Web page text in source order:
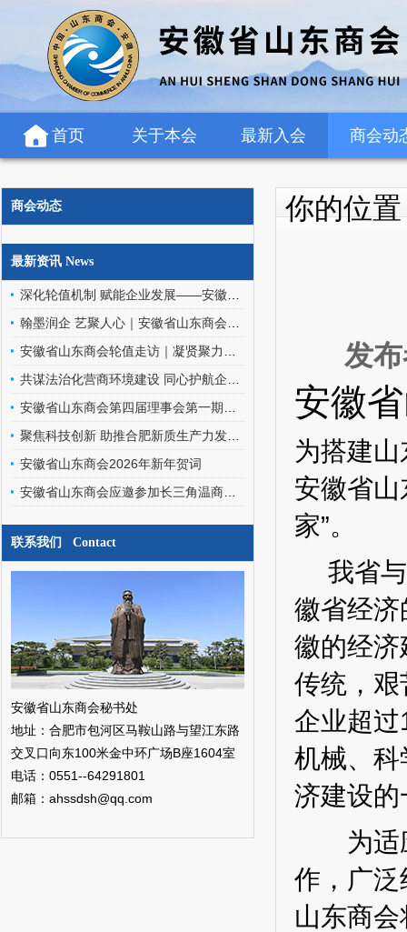
首页 关于本会 最新入会 商会动
商会动态
最新资讯 News
安徽省山东商会2026年新年贺词
联系我们 Contact
安徽省山东商会秘书处
地址：合肥市包河区马鞍山路与望江东路
交叉口向东100米金中环广场B座1604室
电话：0551--64291801
邮箱：ahssdsh@qq.com
你的位
发
安徽
为搭建
安徽省山
家”。
我省与
徽省经
徽的经济
传统，
企业超
机械、
济建设
为适应
作，广
山东商